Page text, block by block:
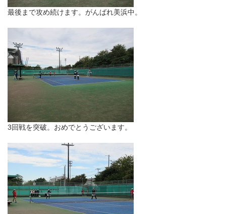
最後まで攻め続けます。がんばれ美浜中。
3回戦を突破。おめでとうございます。